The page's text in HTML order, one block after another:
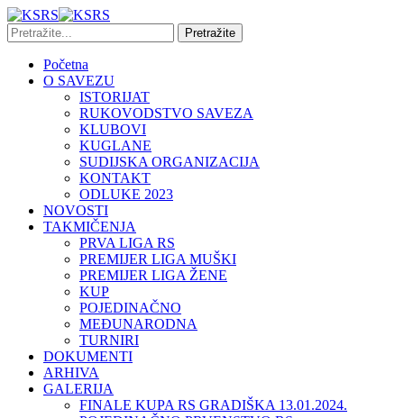
Početna
O SAVEZU
ISTORIJAT
RUKOVODSTVO SAVEZA
KLUBOVI
KUGLANE
SUDIJSKA ORGANIZACIJA
KONTAKT
ODLUKE 2023
NOVOSTI
TAKMIČENJA
PRVA LIGA RS
PREMIJER LIGA MUŠKI
PREMIJER LIGA ŽENE
KUP
POJEDINAČNO
MEĐUNARODNA
TURNIRI
DOKUMENTI
ARHIVA
GALERIJA
FINALE KUPA RS GRADIŠKA 13.01.2024.